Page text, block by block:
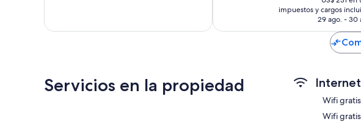
actual
es
de
US$ 202
impuestos y cargos
29 ago. - 30
Servicios en la propiedad Internet
Wifi
Wifi